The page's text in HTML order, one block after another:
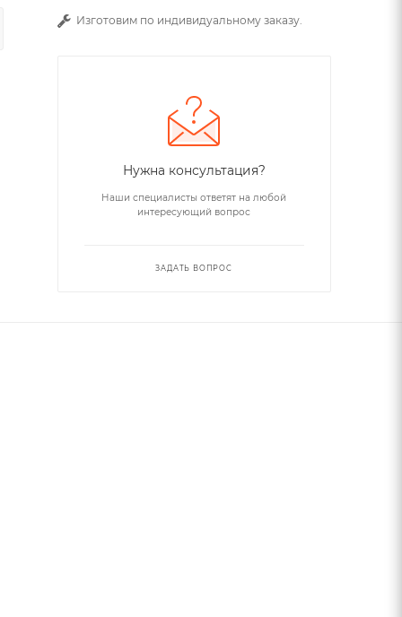
Изготовим по индивидуальному заказу.
Нужна консультация?
Наши специалисты ответят на любой
интересующий вопрос
ЗАДАТЬ ВОПРОС